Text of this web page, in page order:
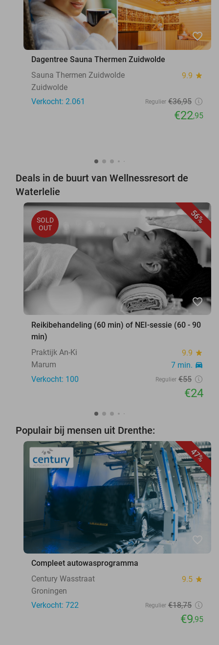
favorite_border
Dagentree Sauna Thermen Zuidwolde
Sauna Thermen Zuidwolde
9.9 star
Zuidwolde
Verkocht: 2.061
Regulier €36,95
€22,95
Deals in de buurt van Wellnessresort de
Waterlelie
56%
SOLD
OUT
favorite_border
Reikibehandeling (60 min) of NEI-sessie (60 - 90
min)
Praktijk An-Ki
9.9 star
Marum 7 min. directions_car
Verkocht: 100 Regulier €55
€24
Populair bij mensen uit Drenthe:
47%
favorite_border
Compleet autowasprogramma
Century Wasstraat
9.5 star
Groningen
Verkocht: 722
Regulier €18,75
€9,95